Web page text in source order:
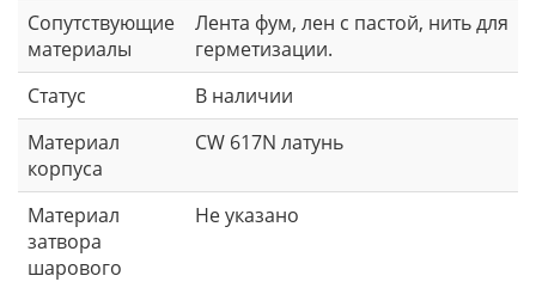
Материал
затвора
шарового
Не указано
Тип
присоединения
Резьба
Среда
применения
Вода гор. и хол, питьевая,
растворы гликолей, среды не